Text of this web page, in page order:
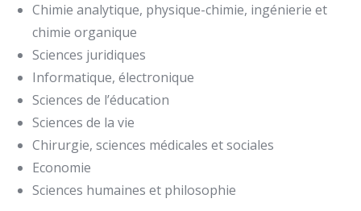
Chimie analytique, physique-chimie, ingénierie et
chimie organique
Sciences juridiques
Informatique, électronique
Sciences de l’éducation
Sciences de la vie
Chirurgie, sciences médicales et sociales
Economie
Sciences humaines et philosophie